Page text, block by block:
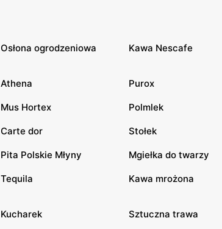
Osłona ogrodzeniowa Kawa Nescafe
Athena Purox
Mus Hortex Polmlek
Carte dor Stołek
Pita Polskie Młyny Mgiełka do twarzy
Tequila Kawa mrożona
Kucharek Sztuczna trawa